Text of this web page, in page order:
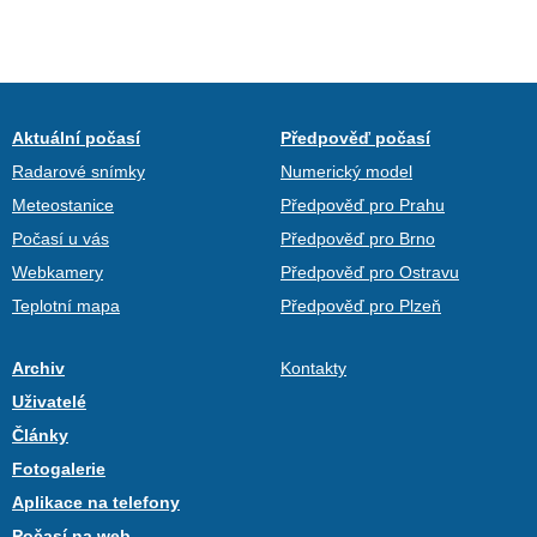
Aktuální počasí
Radarové snímky
Meteostanice
Počasí u vás
Webkamery
Teplotní mapa
Předpověď počasí
Numerický model
Předpověď pro Prahu
Předpověď pro Brno
Předpověď pro Ostravu
Předpověď pro Plzeň
Archiv
Uživatelé
Články
Fotogalerie
Aplikace na telefony
Kontakty